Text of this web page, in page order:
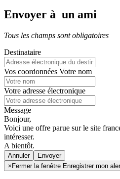
Envoyer à un ami
Tous les champs sont obligatoires
Destinataire
Vos coordonnées Votre nom
Votre adresse électronique
Message
Bonjour,
Voici une offre parue sur le site
intéresser.
A bientôt.
Annuler
×Fermer la fenêtre Enregistrer mon